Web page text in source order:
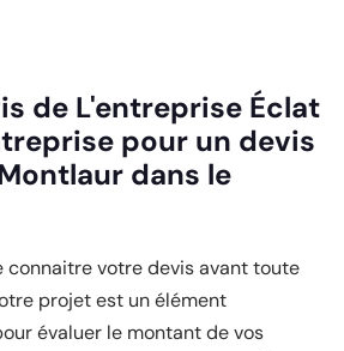
de L'entreprise Éclat
pour un devis
dans le
connaitre votre devis avant toute
projet est un élément
évaluer le montant de vos